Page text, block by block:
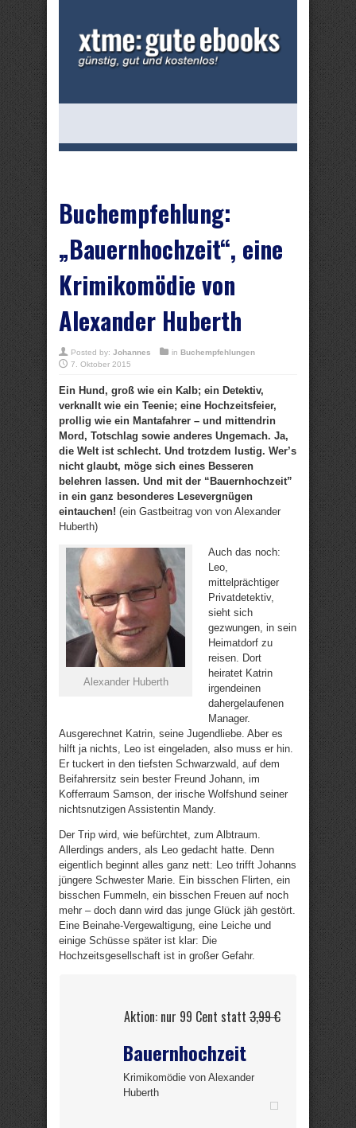
Buchempfehlung:
„Bauernhochzeit“, eine
Krimikomödie von
Alexander Huberth
Posted by: Johannes in Buchempfehlungen
7. Oktober 2015
Ein Hund, groß wie ein Kalb; ein Detektiv,
verknallt wie ein Teenie; eine Hochzeitsfeier,
prollig wie ein Mantafahrer – und mittendrin
Mord, Totschlag sowie anderes Ungemach. Ja,
die Welt ist schlecht. Und trotzdem lustig. Wer’s
nicht glaubt, möge sich eines Besseren
belehren lassen. Und mit der “Bauernhochzeit”
in ein ganz besonderes Lesevergnügen
eintauchen! (ein Gastbeitrag von von Alexander
Huberth)
Alexander Huberth
Auch das noch:
Leo,
mittelprächtiger
Privatdetektiv,
sieht sich
gezwungen, in sein
Heimatdorf zu
reisen. Dort
heiratet Katrin
irgendeinen
dahergelaufenen
Manager.
Ausgerechnet Katrin, seine Jugendliebe. Aber es
hilft ja nichts, Leo ist eingeladen, also muss er hin.
Er tuckert in den tiefsten Schwarzwald, auf dem
Beifahrersitz sein bester Freund Johann, im
Kofferraum Samson, der irische Wolfshund seiner
nichtsnutzigen Assistentin Mandy.
Der Trip wird, wie befürchtet, zum Albtraum.
Allerdings anders, als Leo gedacht hatte. Denn
eigentlich beginnt alles ganz nett: Leo trifft Johanns
jüngere Schwester Marie. Ein bisschen Flirten, ein
bisschen Fummeln, ein bisschen Freuen auf noch
mehr – doch dann wird das junge Glück jäh gestört.
Eine Beinahe-Vergewaltigung, eine Leiche und
einige Schüsse später ist klar: Die
Hochzeitsgesellschaft ist in großer Gefahr.
Aktion: nur 99 Cent statt3,99 €
Bauernhochzeit
Krimikomödie von Alexander
Huberth